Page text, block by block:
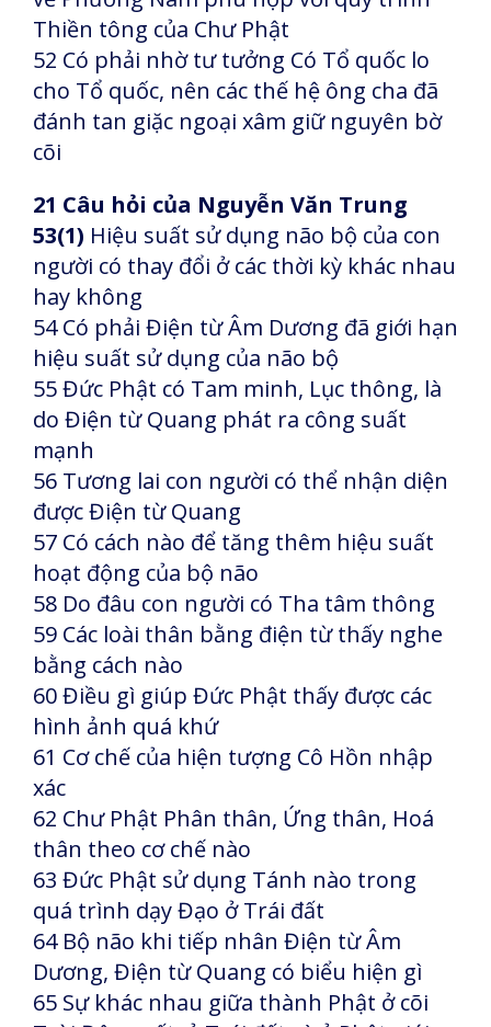
Thiền tông của Chư Phật
52 Có phải nhờ tư tưởng Có Tổ quốc lo
cho Tổ quốc, nên các thế hệ ông cha đã
đánh tan giặc ngoại xâm giữ nguyên bờ
cõi
21 Câu hỏi của Nguyễn Văn Trung
53(1) Hiệu suất sử dụng não bộ của con
người có thay đổi ở các thời kỳ khác nhau
hay không
54 Có phải Điện từ Âm Dương đã giới hạn
hiệu suất sử dụng của não bộ
55 Đức Phật có Tam minh, Lục thông, là
do Điện từ Quang phát ra công suất
mạnh
56 Tương lai con người có thể nhận diện
được Điện từ Quang
57 Có cách nào để tăng thêm hiệu suất
hoạt động của bộ não
58 Do đâu con người có Tha tâm thông
59 Các loài thân bằng điện từ thấy nghe
bằng cách nào
60 Điều gì giúp Đức Phật thấy được các
hình ảnh quá khứ
61 Cơ chế của hiện tượng Cô Hồn nhập
xác
62 Chư Phật Phân thân, Ứng thân, Hoá
thân theo cơ chế nào
63 Đức Phật sử dụng Tánh nào trong
quá trình dạy Đạo ở Trái đất
64 Bộ não khi tiếp nhân Điện từ Âm
Dương, Điện từ Quang có biểu hiện gì
65 Sự khác nhau giữa thành Phật ở cõi